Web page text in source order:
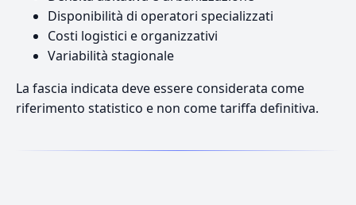
Disponibilità di operatori specializzati
Costi logistici e organizzativi
Variabilità stagionale
La fascia indicata deve essere considerata come
riferimento statistico e non come tariffa definitiva.